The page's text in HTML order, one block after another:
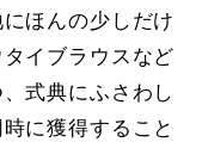
ほんの少しだけ
イブラウスなど
式典にふさわし
に獲得すること